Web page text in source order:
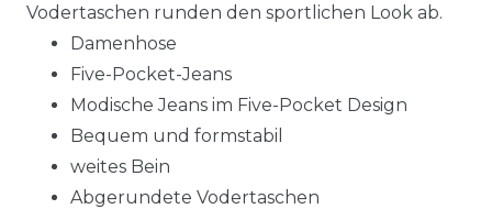
Vodertaschen runden den sportlichen Look ab.
Damenhose
Five-Pocket-Jeans
Modische Jeans im Five-Pocket Design
Bequem und formstabil
weites Bein
Abgerundete Vodertaschen